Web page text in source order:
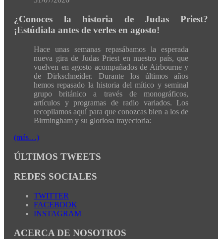
¿Conoces la historia de Judas Priest?
¡Estúdiala antes de verles en agosto!
Hace unas semanas repasábamos la esperada
nueva gira de Judas Priest en nuestro país, que
vuelven en agosto acompañados de Airbourne y
de Dirkschneider. Durante los últimos años
hemos repasado la historia del mítico y seminal
grupo británico a través de monográficos,
artículos y programas de radio variados. Los
recopilamos aquí para que conozcas bien a los de
Birmingham y su gloriosa trayectoria:
(más…)
ÚLTIMOS TWEETS
REDES SOCIALES
TWITTER
FACEBOOK
INSTAGRAM
ACERCA DE NOSOTROS